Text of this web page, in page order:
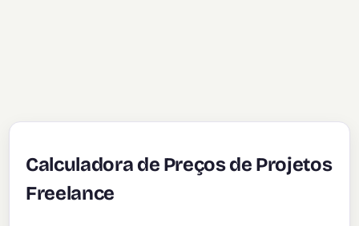
Calculadora de Preços de Projetos
Freelance